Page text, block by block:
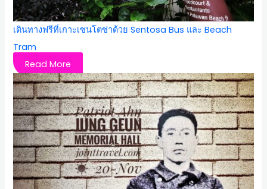
เดินทางฟรีที่เกาะเซนโตซ่าด้วย Sentosa Bus และ Beach
Tram
Read More